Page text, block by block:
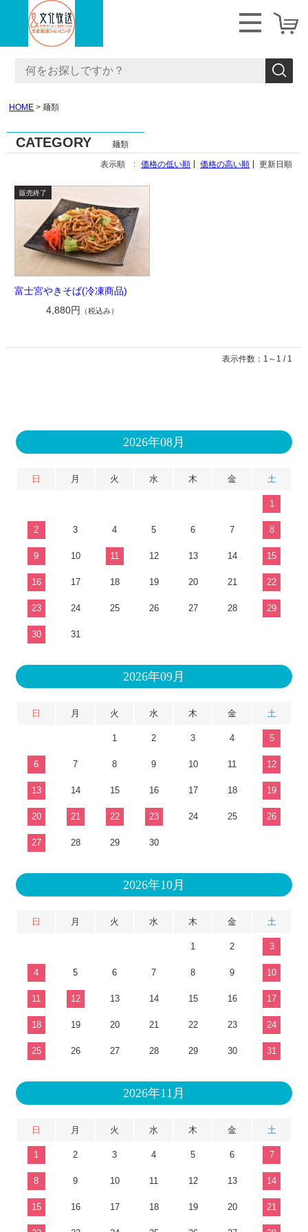
HOME 麺類
CATEGORY 麺類
表示順 : 価格の低い順 価格の高い順 更新日順
富士宮やきそば(冷凍商品)
4,880円
（税込み）
表示件数：1～1 / 1
2026年08月
日 月 火 水 木 金 土
1
2 3 4 5 6 7 8
9 10 11 12 13 14 15
16 17 18 19 20 21 22
23 24 25 26 27 28 29
30 31
2026年09月
日 月 火 水 木 金 土
1 2 3 4 5
6 7 8 9 10 11 12
13 14 15 16 17 18 19
20 21 22 23 24 25 26
27 28 29 30
2026年10月
日 月 火 水 木 金 土
1 2 3
4 5 6 7 8 9 10
11 12 13 14 15 16 17
18 19 20 21 22 23 24
25 26 27 28 29 30 31
2026年11月
日 月 火 水 木 金 土
1 2 3 4 5 6 7
8 9 10 11 12 13 14
15 16 17 18 19 20 21